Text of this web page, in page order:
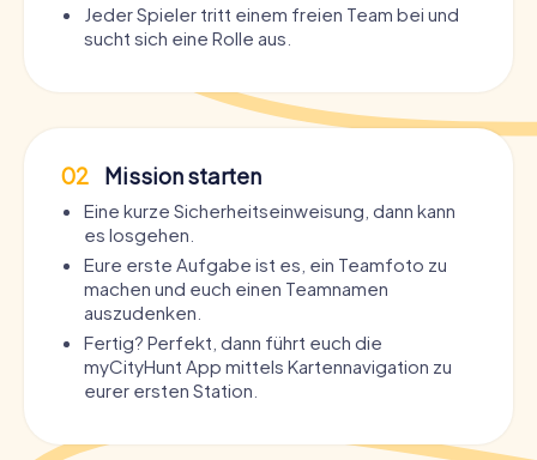
Jeder Spieler tritt einem freien Team bei und
sucht sich eine Rolle aus.
02 Mission starten
Eine kurze Sicherheitseinweisung, dann kann
es losgehen.
Eure erste Aufgabe ist es, ein Teamfoto zu
machen und euch einen Teamnamen
auszudenken.
Fertig? Perfekt, dann führt euch die
myCityHunt App mittels Kartennavigation zu
eurer ersten Station.